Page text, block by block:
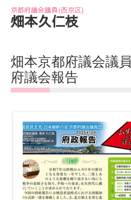
京都府議会議員(西京区)
畑本久仁枝
畑本京都府議会議員
府議会報告